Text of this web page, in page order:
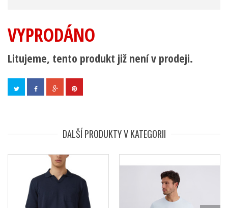
VYPRODÁNO
Litujeme, tento produkt již není v prodeji.
DALŠÍ PRODUKTY V KATEGORII